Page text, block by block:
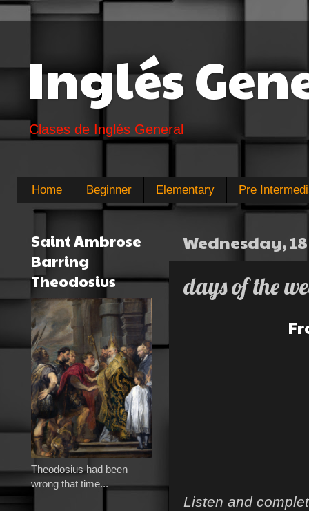
Inglés
Clases de Inglés General
Home Beginner Elementary Pre
Wednesday,
days of the
Listen and
Saint Ambrose
Barring
Theodosius
Theodosius had been
wrong that time...